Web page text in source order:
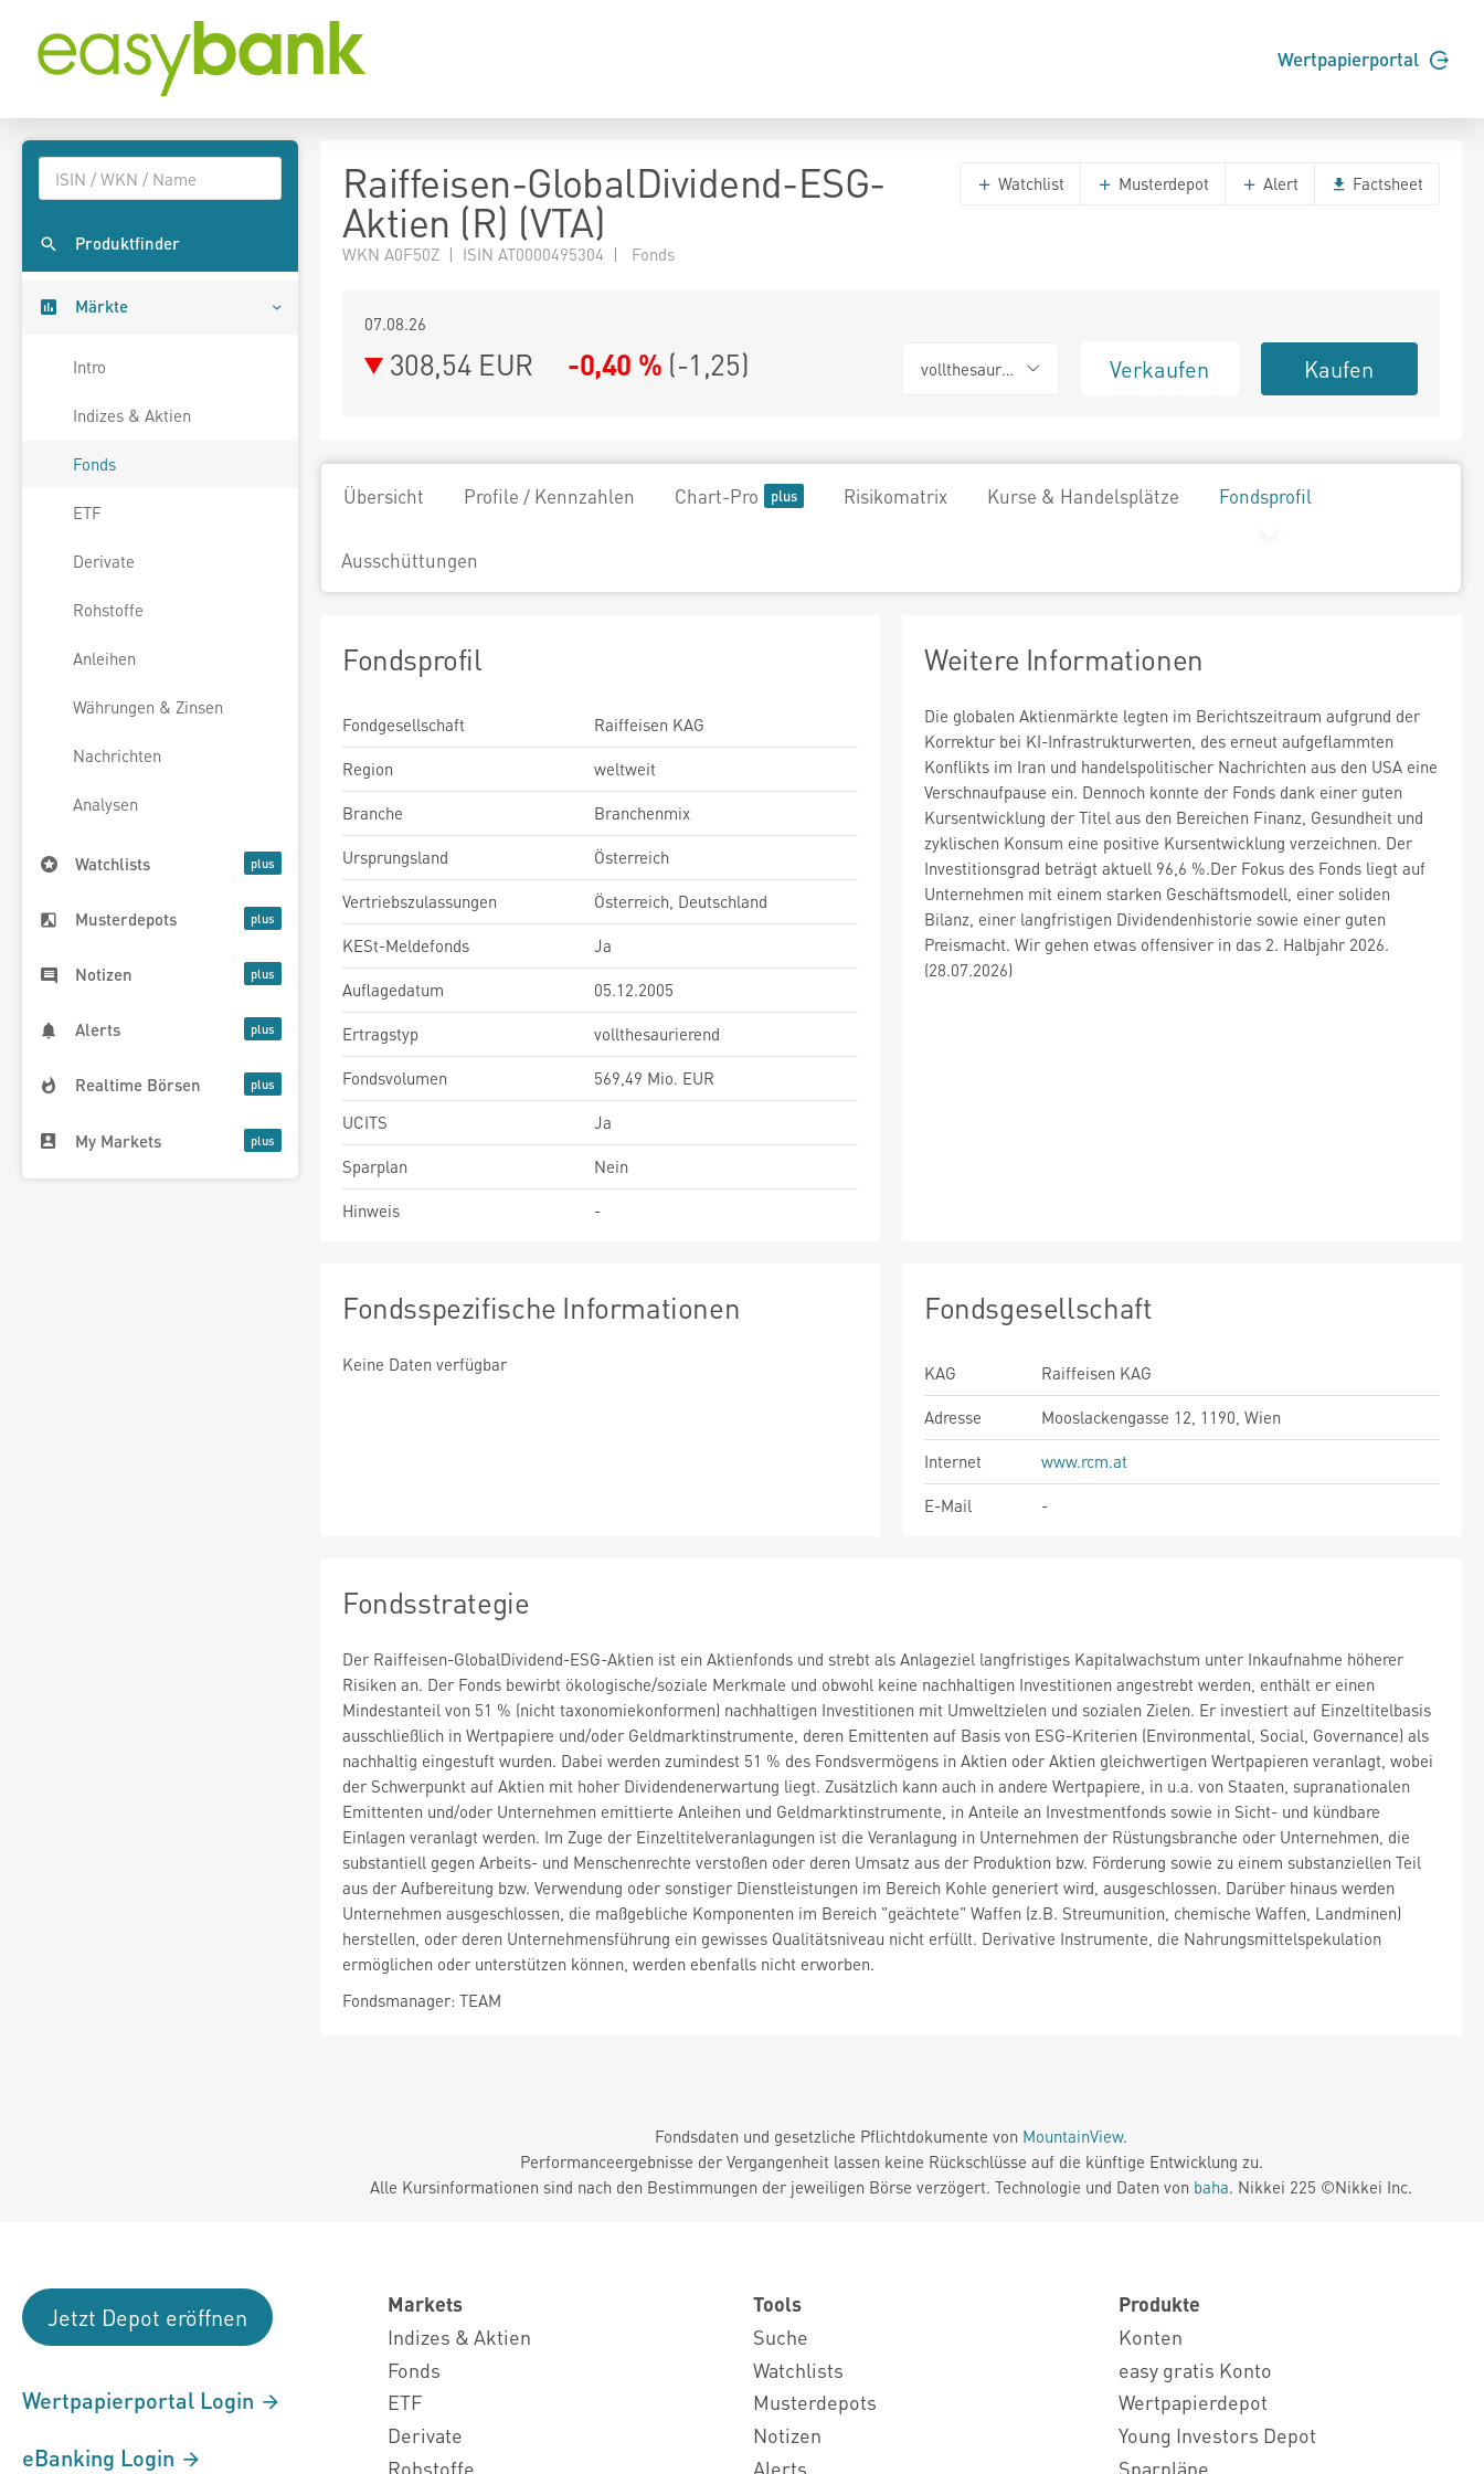
Wertpapierportal
Produktfinder
Märkte
Intro
Indizes & Aktien
Fonds
ETF
Derivate
Rohstoffe
Anleihen
Währungen & Zinsen
Nachrichten
Analysen
Watchlists
Musterdepots
Notizen
Alerts
Realtime Börsen
My Markets
Raiffeisen-GlobalDividend-ESG-
Aktien (R) (VTA)
WKN A0F50Z | ISIN AT0000495304 | Fonds
Watchlist Musterdepot Alert Factsheet
07.08.26
308,54 EUR -0,40 % (-1,25) vollthesaurierend Verkaufen Kaufen
Übersicht Profile / Kennzahlen Chart-Pro Risikomatrix Kurse & Handelsplätze Fondsprofil
Ausschüttungen
Fondsprofil
Fondgesellschaft
Raiffeisen KAG
Region
weltweit
Branche
Branchenmix
Ursprungsland
Österreich
Vertriebszulassungen
Österreich, Deutschland
KESt-Meldefonds
Ja
Auflagedatum
05.12.2005
Ertragstyp
vollthesaurierend
Fondsvolumen
569,49 Mio. EUR
UCITS
Ja
Sparplan
Nein
Hinweis
-
Weitere Informationen
Die globalen Aktienmärkte legten im Berichtszeitraum aufgrund der
Korrektur bei KI-Infrastrukturwerten, des erneut aufgeflammten
Konflikts im Iran und handelspolitischer Nachrichten aus den USA eine
Verschnaufpause ein. Dennoch konnte der Fonds dank einer guten
Kursentwicklung der Titel aus den Bereichen Finanz, Gesundheit und
zyklischen Konsum eine positive Kursentwicklung verzeichnen. Der
Investitionsgrad beträgt aktuell 96,6 %.Der Fokus des Fonds liegt auf
Unternehmen mit einem starken Geschäftsmodell, einer soliden
Bilanz, einer langfristigen Dividendenhistorie sowie einer guten
Preismacht. Wir gehen etwas offensiver in das 2. Halbjahr 2026.
(28.07.2026)
Fondsspezifische Informationen
Keine Daten verfügbar
Fondsgesellschaft
KAG
Raiffeisen KAG
Adresse
Mooslackengasse 12, 1190, Wien
Internet
www.rcm.at
E-Mail
-
Fondsstrategie
Der Raiffeisen-GlobalDividend-ESG-Aktien ist ein Aktienfonds und strebt als Anlageziel langfristiges Kapitalwachstum unter Inkaufnahme höherer
Risiken an. Der Fonds bewirbt ökologische/soziale Merkmale und obwohl keine nachhaltigen Investitionen angestrebt werden, enthält er einen
Mindestanteil von 51 % (nicht taxonomiekonformen) nachhaltigen Investitionen mit Umweltzielen und sozialen Zielen. Er investiert auf Einzeltitelbasis
ausschließlich in Wertpapiere und/oder Geldmarktinstrumente, deren Emittenten auf Basis von ESG-Kriterien (Environmental, Social, Governance) als
nachhaltig eingestuft wurden. Dabei werden zumindest 51 % des Fondsvermögens in Aktien oder Aktien gleichwertigen Wertpapieren veranlagt, wobei
der Schwerpunkt auf Aktien mit hoher Dividendenerwartung liegt. Zusätzlich kann auch in andere Wertpapiere, in u.a. von Staaten, supranationalen
Emittenten und/oder Unternehmen emittierte Anleihen und Geldmarktinstrumente, in Anteile an Investmentfonds sowie in Sicht- und kündbare
Einlagen veranlagt werden. Im Zuge der Einzeltitelveranlagungen ist die Veranlagung in Unternehmen der Rüstungsbranche oder Unternehmen, die
substantiell gegen Arbeits- und Menschenrechte verstoßen oder deren Umsatz aus der Produktion bzw. Förderung sowie zu einem substanziellen Teil
aus der Aufbereitung bzw. Verwendung oder sonstiger Dienstleistungen im Bereich Kohle generiert wird, ausgeschlossen. Darüber hinaus werden
Unternehmen ausgeschlossen, die maßgebliche Komponenten im Bereich "geächtete" Waffen (z.B. Streumunition, chemische Waffen, Landminen)
herstellen, oder deren Unternehmensführung ein gewisses Qualitätsniveau nicht erfüllt. Derivative Instrumente, die Nahrungsmittelspekulation
ermöglichen oder unterstützen können, werden ebenfalls nicht erworben.
Fondsmanager: TEAM
Fondsdaten und gesetzliche Pflichtdokumente von MountainView.
Performanceergebnisse der Vergangenheit lassen keine Rückschlüsse auf die künftige Entwicklung zu.
Alle Kursinformationen sind nach den Bestimmungen der jeweiligen Börse verzögert. Technologie und Daten von baha. Nikkei 225 ©Nikkei Inc.
Jetzt Depot eröffnen
Wertpapierportal Login
eBanking Login
Markets
Indizes & Aktien
Fonds
ETF
Derivate
Rohstoffe
Tools
Suche
Watchlists
Musterdepots
Notizen
Alerts
Produkte
Konten
easy gratis Konto
Wertpapierdepot
Young Investors Depot
Sparpläne